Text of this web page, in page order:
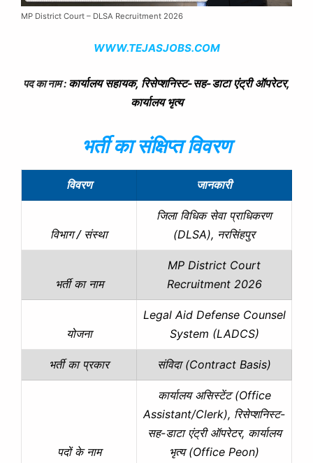
MP District Court – DLSA Recruitment 2026
WWW.TEJASJOBS.COM
पद का नाम : कार्यालय सहायक, रिसेप्शनिस्ट-सह-डाटा एंट्री ऑपरेटर,
कार्यालय भृत्य
भर्ती का संक्षिप्त विवरण
विवरण जानकारी
विभाग / संस्था
जिला विधिक सेवा प्राधिकरण
(DLSA), नरसिंहपुर
भर्ती का नाम
MP District Court
Recruitment 2026
योजना
Legal Aid Defense Counsel
System (LADCS)
भर्ती का प्रकार संविदा (Contract Basis)
पदों के नाम
कार्यालय असिस्टेंट (Office
Assistant/Clerk), रिसेप्शनिस्ट-
सह-डाटा एंट्री ऑपरेटर, कार्यालय
भृत्य (Office Peon)